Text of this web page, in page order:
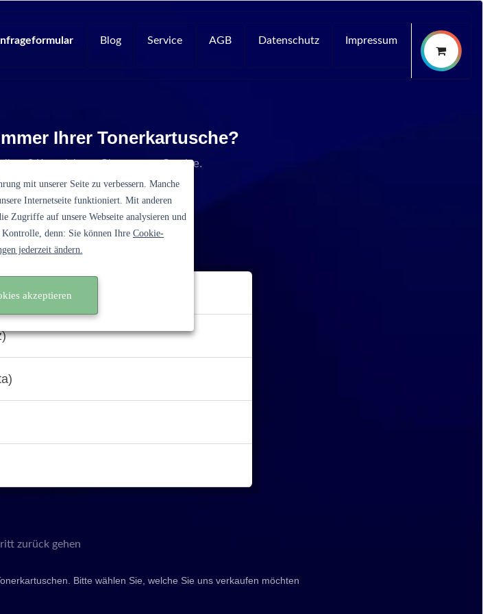
Blog Service AGB Datenschutz Impressum
Ihrer Tonerkartusche?
Kontaktieren Sie unseren Service.
zurück gehen
Bitte wählen Sie, welche Sie uns verkaufen möchten
mit unserer Seite zu verbessern. Manche
Internetseite funktioniert. Mit anderen
Zugriffe auf unsere Webseite analysieren und
denn: Sie können Ihre Cookie-
jederzeit ändern.
akzeptieren